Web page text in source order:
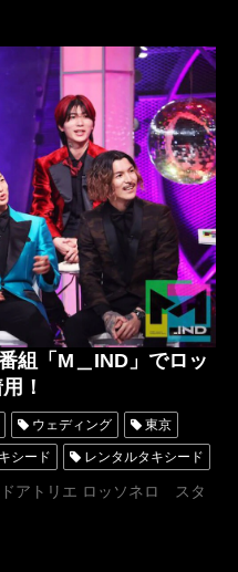
ータキシード名古屋
ROSSONERO
ドレンタル東京
TikToker
ルタキシード横浜 DJ社長
レペゼン XOXO
組「M＿IND」でロッ
！
ウェディング 東京
シード レンタルタキシード
購入
アトリエ ロッソネロ スタ